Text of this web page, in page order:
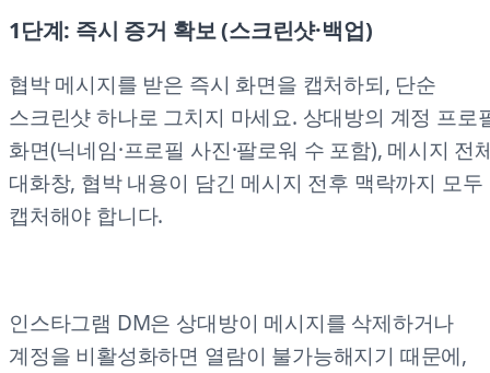
1단계: 즉시 증거 확보 (스크린샷·백업)
협박 메시지를 받은 즉시 화면을 캡처하되, 단순
스크린샷 하나로 그치지 마세요. 상대방의 계정 프로
화면(닉네임·프로필 사진·팔로워 수 포함), 메시지 전
대화창, 협박 내용이 담긴 메시지 전후 맥락까지 모두
캡처해야 합니다.
인스타그램 DM은 상대방이 메시지를 삭제하거나
계정을 비활성화하면 열람이 불가능해지기 때문에,